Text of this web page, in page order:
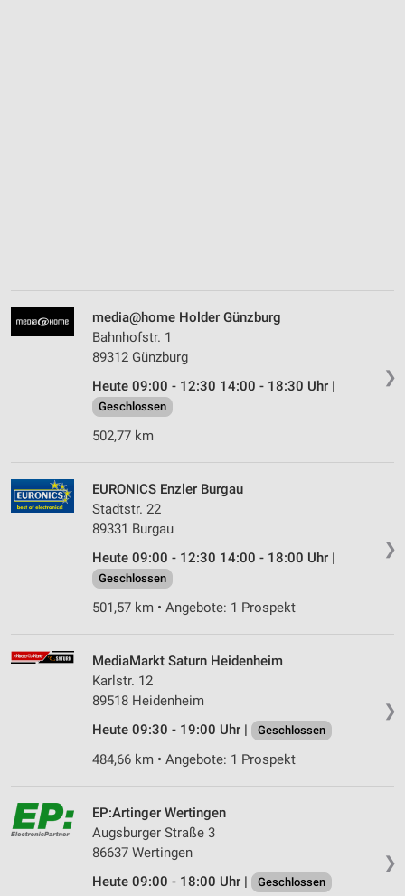
❯
media@home Holder Günzburg
Bahnhofstr. 1
89312 Günzburg
Heute 09:00 - 12:30 14:00 - 18:30 Uhr |
Geschlossen
502,77 km
❯
EURONICS Enzler Burgau
Stadtstr. 22
89331 Burgau
Heute 09:00 - 12:30 14:00 - 18:00 Uhr |
Geschlossen
501,57 km • Angebote: 1 Prospekt
❯
MediaMarkt Saturn Heidenheim
Karlstr. 12
89518 Heidenheim
Heute 09:30 - 19:00 Uhr |
Geschlossen
484,66 km • Angebote: 1 Prospekt
❯
EP:Artinger Wertingen
Augsburger Straße 3
86637 Wertingen
Heute 09:00 - 18:00 Uhr |
Geschlossen